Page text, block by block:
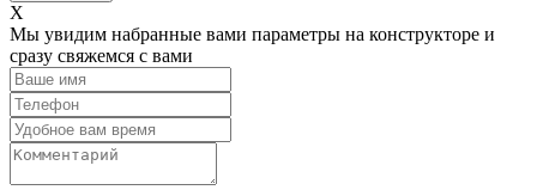
Х
Мы увидим набранные вами параметры на конструкторе и
сразу свяжемся с вами